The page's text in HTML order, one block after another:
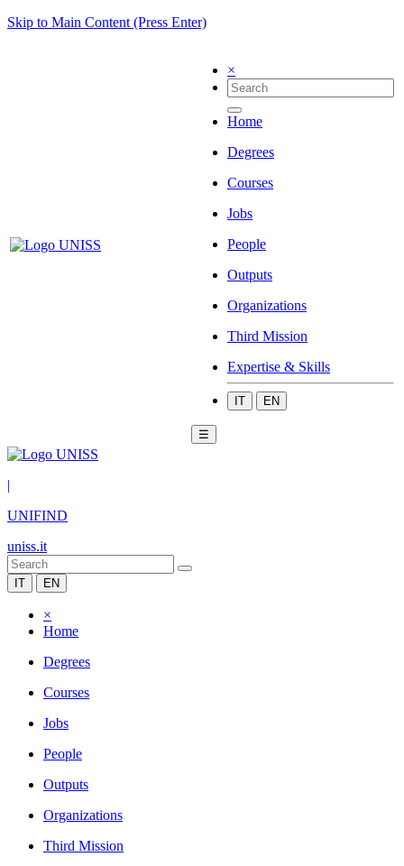
Skip to Main Content (Press Enter)
×
Home
Degrees
Courses
Jobs
People
Outputs
Organizations
Third Mission
Expertise & Skills
IT EN
☰
|
UNIFIND
uniss.it
IT EN
×
Home
Degrees
Courses
Jobs
People
Outputs
Organizations
Third Mission